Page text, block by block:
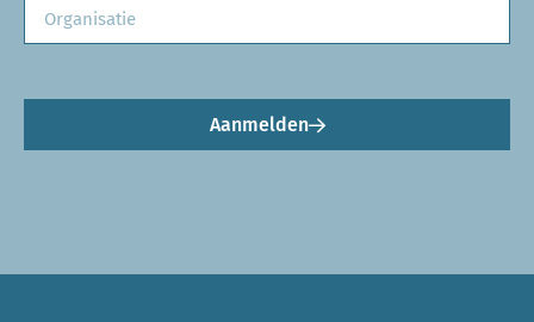
Aanmelden